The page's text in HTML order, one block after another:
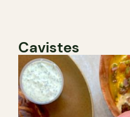
Cavistes